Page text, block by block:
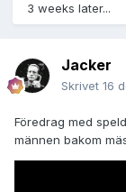
3 weeks later...
Jacker
Skrivet 16
Föredrag med
männen bakom